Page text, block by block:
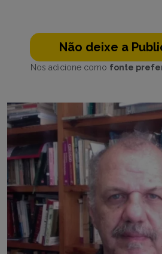
Não deixe a
Nos adicione como fonte